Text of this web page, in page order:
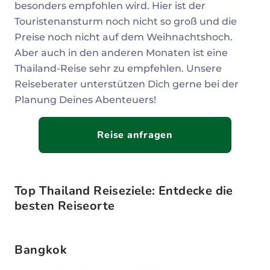
besonders empfohlen wird. Hier ist der
Touristenansturm noch nicht so groß und die
Preise noch nicht auf dem Weihnachtshoch.
Aber auch in den anderen Monaten ist eine
Thailand-Reise sehr zu empfehlen. Unsere
Reiseberater unterstützen Dich gerne bei der
Planung Deines Abenteuers!
Reise anfragen
Top Thailand Reiseziele: Entdecke die
besten Reiseorte
Bangkok